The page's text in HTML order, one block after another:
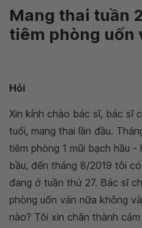
Mang thai tuần
tiêm phòng uốn
Hỏi
Xin kính chào bác sĩ, bác sĩ
tuổi, mang thai lần đầu.
tiêm phòng 1 mũi bạch hầu
bầu, đến tháng 8/2019 tôi
đang ở tuần thứ 27. Bác sĩ
phòng uốn ván nữa không
nào? Tôi xin chân thành cảm